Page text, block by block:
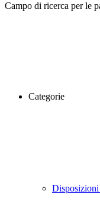
Campo di ricerca per le
Categorie
Disposizioni